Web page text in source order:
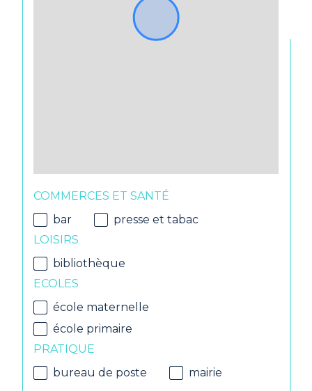
COMMERCES ET SANTÉ
bar
presse et tabac
LOISIRS
bibliothèque
ECOLES
école maternelle
école primaire
PRATIQUE
bureau de poste
mairie